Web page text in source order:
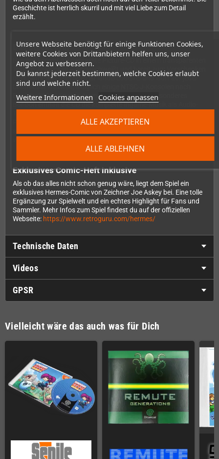
Unsere Webseite benötigt für einige Funktionen Cookies,
weitere Cookies von Drittanbietern helfen uns, unser
Angebot zu verbessern.
Du kannst jederzeit bestimmen, welche Cookies erlaubt
sind und welche nicht.
Weitere Informationen Cookies anpassen
ALLE ABLEHNEN
ALLE AKZEPTIEREN
Geschichte ist herrlich skurril und mit viel Liebe zum Detail
erzählt.
Das steckt drin
Hermes kommt als gepresste Picture-CD in einem transparenten
Tray im Jewelcase – eingeschweißt und bereit zum Verschenken
oder Sammeln. Das Spiel ist ländercodefrei und läuft auf jeder
Dreamcast weltweit, lediglich einige NTSC-J-Konsolen nach
Baujahr 2000 könnten Ausnahmen bilden. Als besonderes
Bonbon enthält die CD die komplette Ingame-Musik als Audio-
PlayStation Portable und viele weitere Systeme – viele davon
Exklusives Comic-Heft inklusive
Als ob das alles nicht schon genug wäre, liegt dem Spiel ein
exklusives Hermes-Comic von Zeichner Joe Askey bei. Eine tolle
Ergänzung zur Spielwelt und ein echtes Highlight für Fans und
Sammler. Mehr Infos zum Spiel findest du auf der offiziellen
Webseite: https://www.retroguru.com/hermes/
Technische Daten
Videos
GPSR
Vielleicht wäre das auch was für Dich